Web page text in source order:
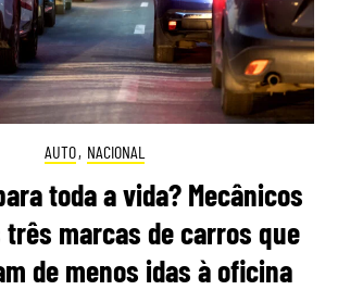
AUTO, NACIONAL
toda a vida? Mecânicos
três marcas de carros que
de menos idas à oficina